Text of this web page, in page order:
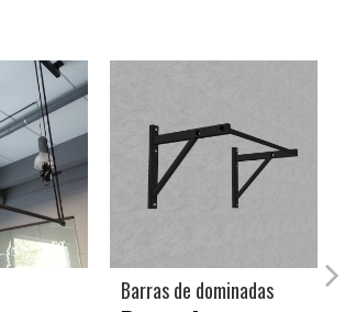
Barras de dominadas